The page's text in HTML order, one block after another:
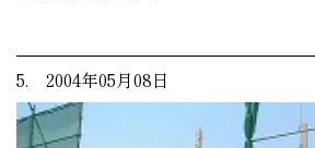
5. 2004年05月08日